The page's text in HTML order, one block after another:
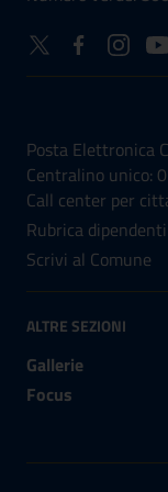
Posta Elettronica
Centralino unico:
Call center per
Rubrica dipendenti
Scrivi al Comune
ALTRE SEZIONI
Gallerie
Focus